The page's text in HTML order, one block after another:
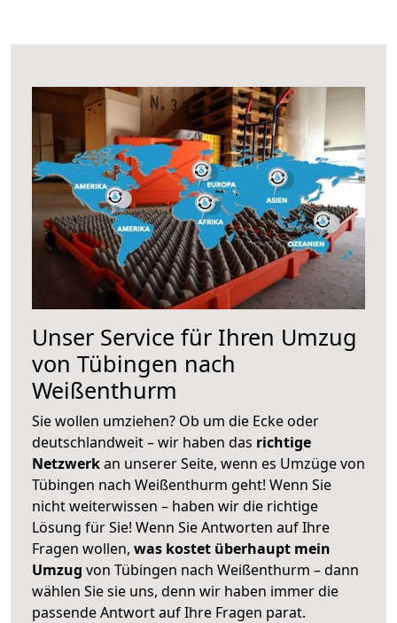
Unser Service für Ihren Umzug
von Tübingen nach
Weißenthurm
Sie wollen umziehen? Ob um die Ecke oder
deutschlandweit – wir haben das richtige
Netzwerkan unserer Seite, wenn es Umzüge von
Tübingen nach Weißenthurm geht! Wenn Sie
nicht weiterwissen – haben wir die richtige
Lösung für Sie! Wenn Sie Antworten auf Ihre
Fragen wollen, was kostet überhaupt mein
Umzug von Tübingen nach Weißenthurm – dann
wählen Sie sie uns, denn wir haben immer die
passende Antwort auf Ihre Fragen parat.